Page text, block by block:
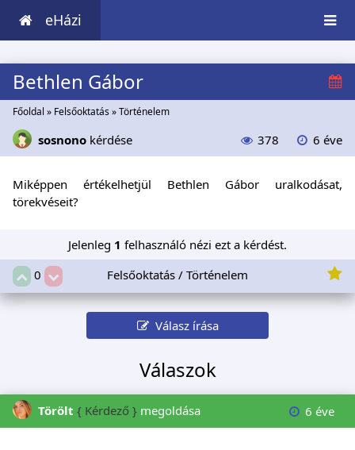
eHázi
Bethlen Gábor
Főoldal » Felsőoktatás»Történelem
sosnono kérdése 378 6 éve
Miképpen értékelhetjül Bethlen Gábor uralkodásat,
törekvéseit?
Jelenleg 1 felhasználó nézi ezt a kérdést.
0
Felsőoktatás / Történelem
Válasz írása
Válaszok
Törölt { Kérdező } megoldása 6 éve